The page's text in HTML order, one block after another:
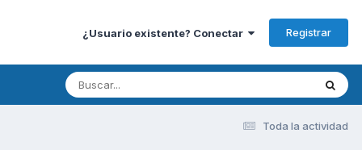
¿Usuario existente? Conectar Registrar
Toda la actividad